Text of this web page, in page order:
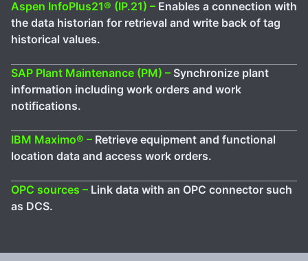
Aspen InfoPlus21® (IP.21) – Enables a connection with
the data historian for retrieval and write back of tag
historical values.
SAP Plant Maintenance (PM) – Synchronize plant
information including work orders and work
notifications.
IBM Maximo® – Retrieve equipment and functional
location data and access work orders.
OPC sources – Link data with an OPC connector such
as DCS.